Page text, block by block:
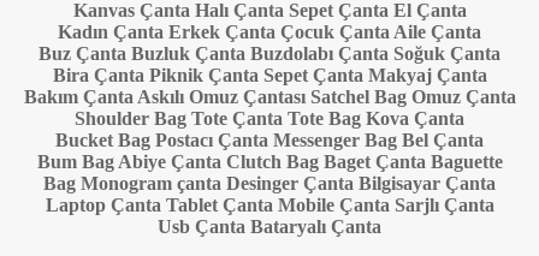
Kanvas Çanta Halı Çanta Sepet Çanta El Çanta
Kadın Çanta Erkek Çanta Çocuk Çanta Aile Çanta
Buz Çanta Buzluk Çanta Buzdolabı Çanta Soğuk Çanta
Bira Çanta Piknik Çanta Sepet Çanta Makyaj Çanta
Bakım Çanta Askılı Omuz Çantası Satchel Bag Omuz Çanta
Shoulder Bag Tote Çanta Tote Bag Kova Çanta
Bucket Bag Postacı Çanta Messenger Bag Bel Çanta
Bum Bag Abiye Çanta Clutch Bag Baget Çanta Baguette
Bag Monogram çanta Desinger Çanta Bilgisayar Çanta
Laptop Çanta Tablet Çanta Mobile Çanta Sarjlı Çanta
Usb Çanta Bataryalı Çanta